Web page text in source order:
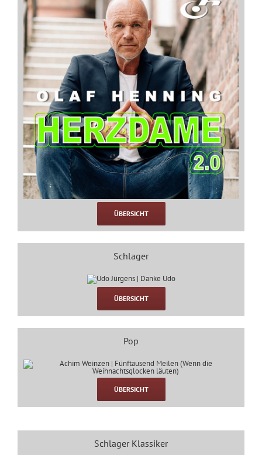
ÜBERSICHT
Schlager
ÜBERSICHT
Pop
ÜBERSICHT
Schlager Klassiker